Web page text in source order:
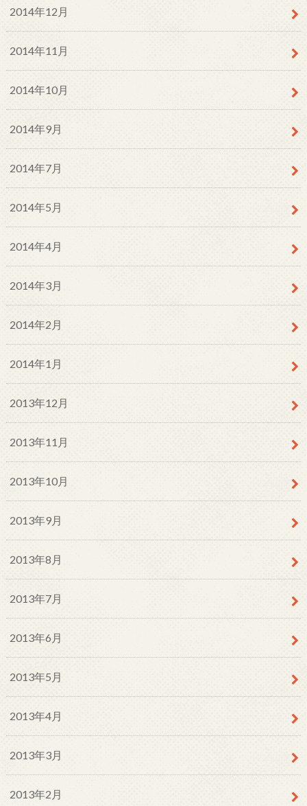
2014年12月
2014年11月
2014年10月
2014年9月
2014年7月
2014年5月
2014年4月
2014年3月
2014年2月
2014年1月
2013年12月
2013年11月
2013年10月
2013年9月
2013年8月
2013年7月
2013年6月
2013年5月
2013年4月
2013年3月
2013年2月